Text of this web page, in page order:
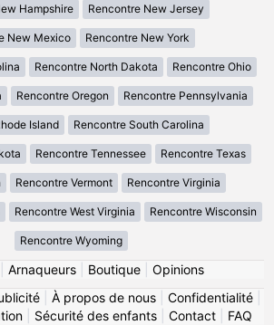
Hampshire Rencontre New Jersey
New Mexico Rencontre New York
Rencontre North Dakota Rencontre Ohio
Rencontre Oregon Rencontre Pennsylvania
Island Rencontre South Carolina
Rencontre Tennessee Rencontre Texas
Rencontre Vermont Rencontre Virginia
Rencontre West Virginia Rencontre Wisconsin
Rencontre Wyoming
Arnaqueurs| Boutique| Opinions
À propos de nous Confidentialité
| Sécurité des enfants| Contact| FAQ